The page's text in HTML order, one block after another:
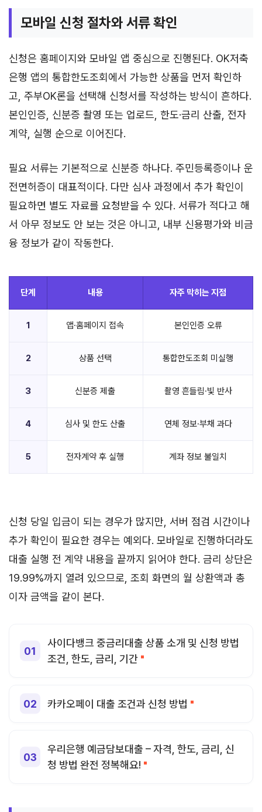
모바일 신청 절차와 서류 확인
신청은 홈페이지와 모바일 앱 중심으로 진행된다. OK저축
은행 앱의 통합한도조회에서 가능한 상품을 먼저 확인하
고, 주부OK론을 선택해 신청서를 작성하는 방식이 흔하다.
본인인증, 신분증 촬영 또는 업로드, 한도·금리 산출, 전자
계약, 실행 순으로 이어진다.
필요 서류는 기본적으로 신분증 하나다. 주민등록증이나 운
전면허증이 대표적이다. 다만 심사 과정에서 추가 확인이
필요하면 별도 자료를 요청받을 수 있다. 서류가 적다고 해
서 아무 정보도 안 보는 것은 아니고, 내부 신용평가와 비금
융 정보가 같이 작동한다.
단계 내용 자주 막히는 지점
1 앱·홈페이지 접속 본인인증 오류
2 상품 선택 통합한도조회 미실행
3 신분증 제출 촬영 흔들림·빛 반사
4 심사 및 한도 산출 연체 정보·부채 과다
5 전자계약 후 실행 계좌 정보 불일치
신청 당일 입금이 되는 경우가 많지만, 서버 점검 시간이나
추가 확인이 필요한 경우는 예외다. 모바일로 진행하더라도
대출 실행 전 계약 내용을 끝까지 읽어야 한다. 금리 상단은
19.99%까지 열려 있으므로, 조회 화면의 월 상환액과 총
이자 금액을 같이 본다.
사이다뱅크 중금리대출 상품 소개 및 신청 방법
조건, 한도, 금리, 기간
카카오페이 대출 조건과 신청 방법
우리은행 예금담보대출 – 자격, 한도, 금리, 신
청 방법 완전 정복해요!